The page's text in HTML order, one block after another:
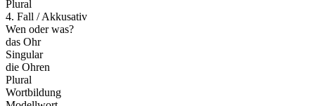
Plural
4. Fall / Akkusativ
Wen oder was?
das Ohr
Singular
die Ohren
Plural
Wortbildung